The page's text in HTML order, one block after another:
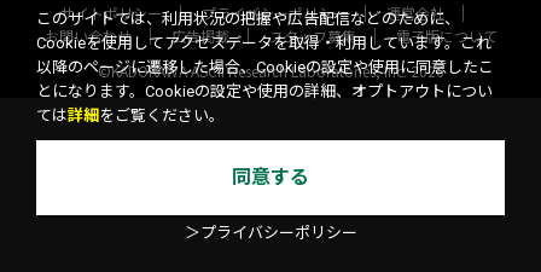
サイトポリシー プライバシーポリシー
運営会社
お問い合わせ
広告掲載 スタッフ募集
電子版について
©KADOKAWA ASCII Research Laboratories, Inc. 2026
このサイトでは、利用状況の把握や広告配信などのために、
Cookieを使用してアクセスデータを取得・利用しています。これ
以降のページに遷移した場合、Cookieの設定や使用に同意したこ
とになります。Cookieの設定や使用の詳細、オプトアウトについ
ては詳細 をご覧ください。
同意する
＞プライバシーポリシー